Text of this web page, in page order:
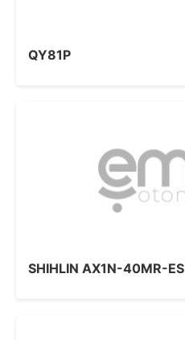
QY81P
SHIHLIN AX1N-40MR-ES